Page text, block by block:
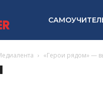
«Герои рядом» —